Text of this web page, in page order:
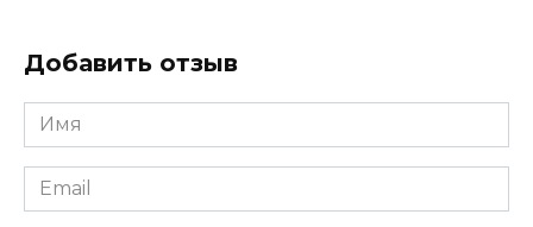
Добавить отзыв
Имя
*
Email
*